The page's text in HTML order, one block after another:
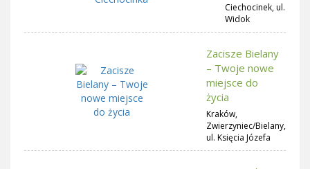
Ciechocinek, ul.
Widok
Zacisze Bielany
– Twoje nowe
miejsce do
życia
Kraków,
Zwierzyniec/Bielany,
ul. Księcia Józefa